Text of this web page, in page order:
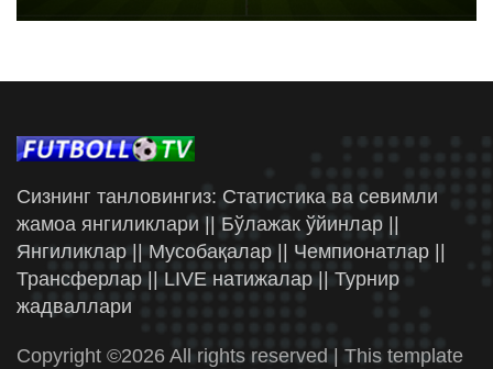
Сизнинг танловингиз: Статистика ва севимли
жамоа янгиликлари || Бўлажак ўйинлар ||
Янгиликлар || Мусобақалар || Чемпионатлар ||
Трансферлар || LIVE натижалар || Турнир
жадваллари
Copyright ©2026 All rights reserved | This template